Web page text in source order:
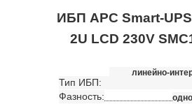
ИБП APC Smart-
2U LCD 230V
Тип ИБП:
линейно-
Фазность: